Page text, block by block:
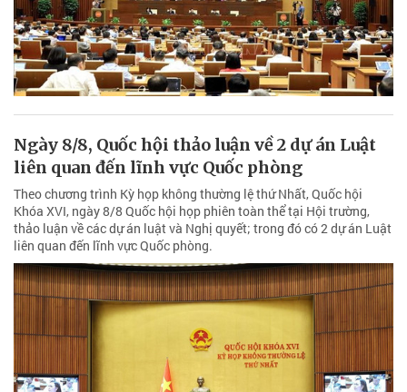
Ngày 8/8, Quốc hội thảo luận về 2 dự án Luật
liên quan đến lĩnh vực Quốc phòng
Theo chương trình Kỳ họp không thường lệ thứ Nhất, Quốc hội
Khóa XVI, ngày 8/8 Quốc hội họp phiên toàn thể tại Hội trường,
thảo luận về các dự án luật và Nghị quyết; trong đó có 2 dự án Luật
liên quan đến lĩnh vực Quốc phòng.